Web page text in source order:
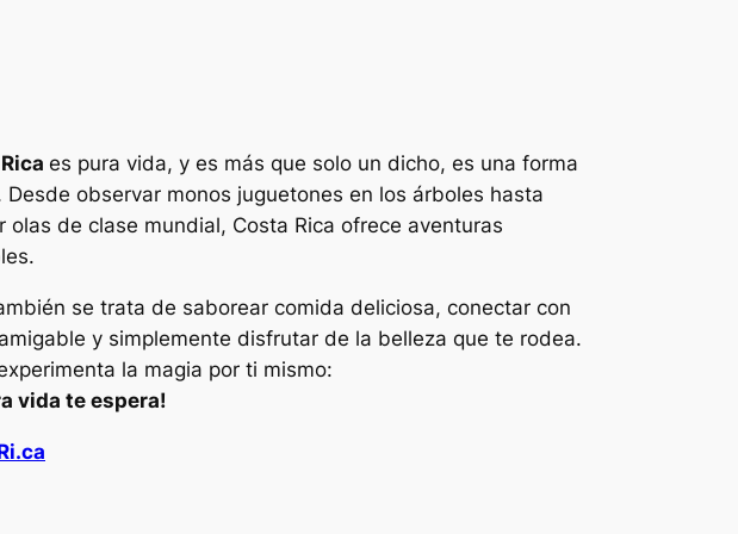
es pura vida, y es más que solo un dicho, es una forma
Desde observar monos juguetones en los árboles hasta
olas de clase mundial, Costa Rica ofrece aventuras
se trata de saborear comida deliciosa, conectar con
y simplemente disfrutar de la belleza que te rodea.
la magia por ti mismo:
vida te espera!